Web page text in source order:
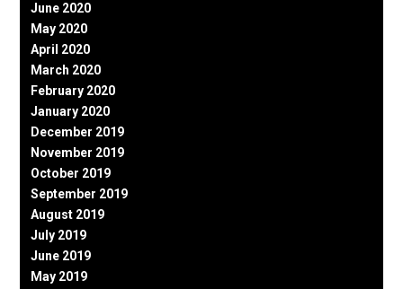
June 2020
May 2020
April 2020
March 2020
February 2020
January 2020
December 2019
November 2019
October 2019
September 2019
August 2019
July 2019
June 2019
May 2019